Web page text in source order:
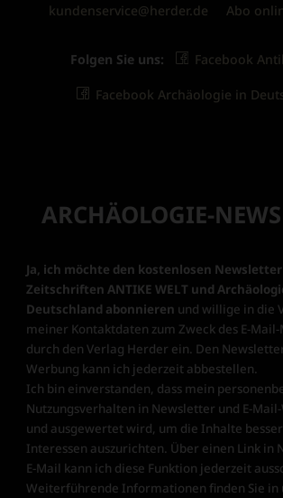
kundenservice@herder.de Abo
Folgen Sie uns: Facebook
Facebook Archäologie in
ARCHÄOLOGIE-
Ja, ich möchte den kostenlosen
Zeitschriften ANTIKE WELT und
Deutschland abonnieren und willige in die
meiner Kontaktdaten zum Zweck des E-
durch den Verlag Herder ein. Den
Werbung kann ich jederzeit abbestellen.
Ich bin einverstanden, dass mein
Nutzungsverhalten in Newsletter und E-
und ausgewertet wird, um die Inhalte
Interessen auszurichten. Über einen Link in
E-Mail kann ich diese Funktion jederzeit
Weiterführende Informationen finden Sie in